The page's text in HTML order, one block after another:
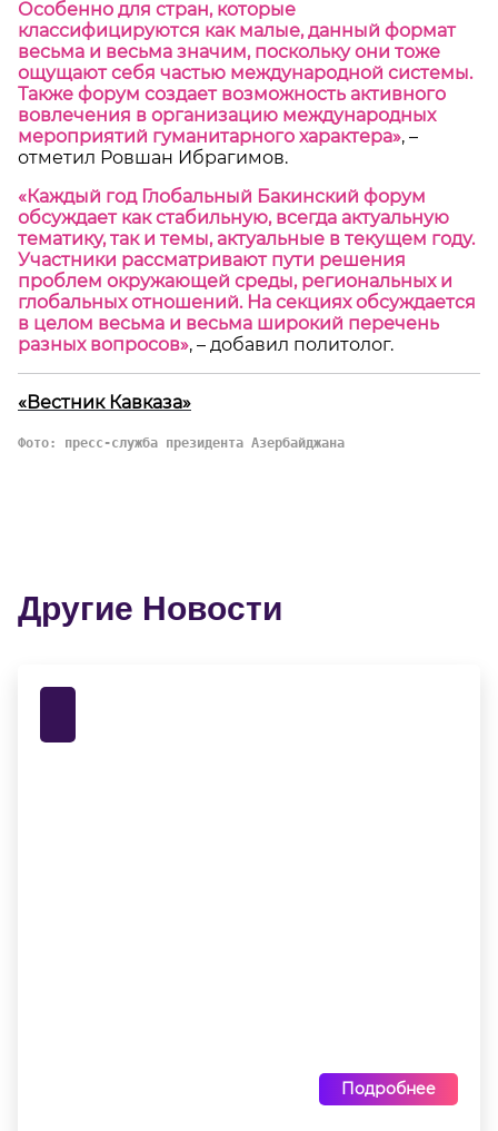
Особенно для стран, которые
классифицируются как малые, данный формат
весьма и весьма значим, поскольку они тоже
ощущают себя частью международной системы.
Также форум создает возможность активного
вовлечения в организацию международных
мероприятий гуманитарного характера», –
отметил Ровшан Ибрагимов.
«Каждый год Глобальный Бакинский форум
обсуждает как стабильную, всегда актуальную
тематику, так и темы, актуальные в текущем году.
Участники рассматривают пути решения
проблем окружающей среды, региональных и
глобальных отношений. На секциях обсуждается
в целом весьма и весьма широкий перечень
разных вопросов», – добавил политолог.
«Вестник Кавказа»
Фото: пресс-служба президента Азербайджана
Другие Новости
Подробнее